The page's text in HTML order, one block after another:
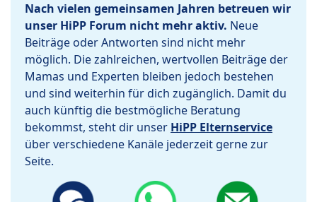
Nach vielen gemeinsamen Jahren betreuen wir
unser HiPP Forum nicht mehr aktiv. Neue
Beiträge oder Antworten sind nicht mehr
möglich. Die zahlreichen, wertvollen Beiträge der
Mamas und Experten bleiben jedoch bestehen
und sind weiterhin für dich zugänglich. Damit du
auch künftig die bestmögliche Beratung
bekommst, steht dir unser HiPP Elternservice
über verschiedene Kanäle jederzeit gerne zur
Seite.